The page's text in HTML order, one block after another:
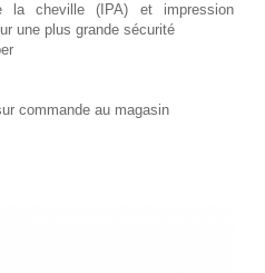
la cheville (IPA) et impression
une plus grande sécurité
commande au magasin